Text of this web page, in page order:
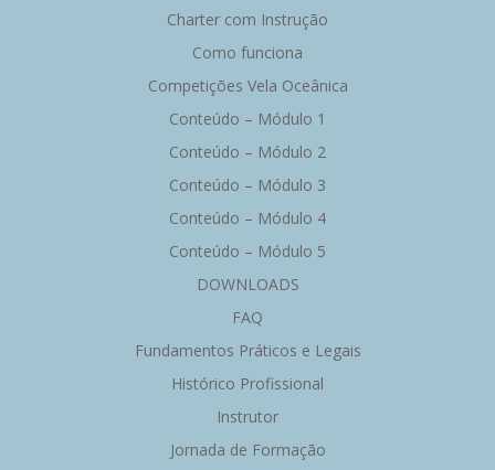
Charter com Instrução
Como funciona
Competições Vela Oceânica
Conteúdo – Módulo 1
Conteúdo – Módulo 2
Conteúdo – Módulo 3
Conteúdo – Módulo 4
Conteúdo – Módulo 5
DOWNLOADS
FAQ
Fundamentos Práticos e Legais
Histórico Profissional
Instrutor
Jornada de Formação